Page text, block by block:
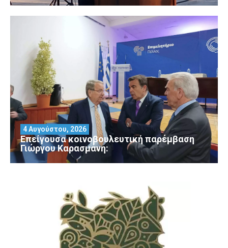
Επείγουσα κοινοβουλευτική παρέμβαση
Γιώργου Καρασμάνη:
4 Αυγούστου, 2026